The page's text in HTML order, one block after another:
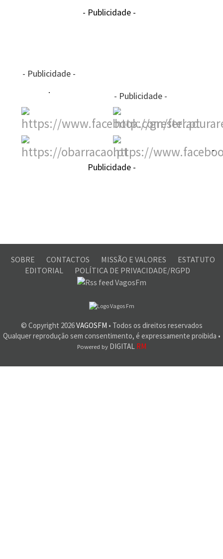
- Publicidade -
- Publicidade -
- Publicidade -
-
Publicidade -
SOBRE CONTACTOS MISSÃO E VALORES
ESTATUTO
EDITORIAL
POLÍTICA DE PRIVACIDADE/RGPD
© Copyright 2026VAGOSFM • Todos os direitos reservados
Qualquer reprodução sem consentimento, é expressamente proibida •
Powered byDIGITAL RM